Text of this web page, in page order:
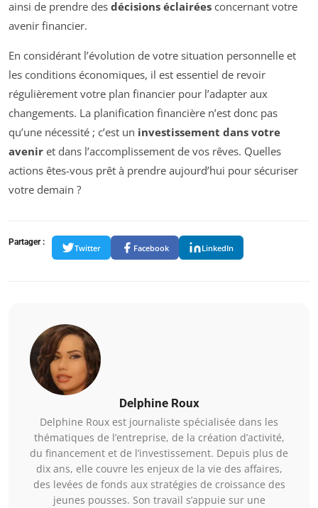
ainsi de prendre des décisions éclairées concernant votre
avenir financier.
En considérant l’évolution de votre situation personnelle et
les conditions économiques, il est essentiel de revoir
régulièrement votre plan financier pour l’adapter aux
changements. La planification financière n’est donc pas
qu’une nécessité ; c’est un investissement dans votre
avenir et dans l’accomplissement de vos rêves. Quelles
actions êtes-vous prêt à prendre aujourd’hui pour sécuriser
votre demain ?
Partager :
Twitter Facebook LinkedIn
Delphine Roux
Delphine Roux est journaliste spécialisée dans les
thématiques de l’entreprise, de la création d’activité,
du financement et de l’investissement. Depuis plus de
dix ans, elle couvre les enjeux de la vie des affaires,
des levées de fonds aux stratégies de croissance des
jeunes pousses. Son travail s’appuie sur une